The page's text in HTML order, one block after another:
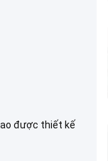
được thiết kế